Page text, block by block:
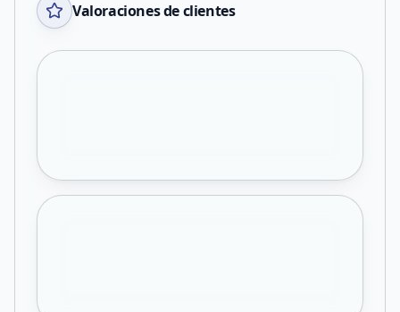
Valoraciones de clientes